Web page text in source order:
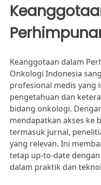
Keanggotaan dalam
Onkologi Indonesia
profesional medis yang
pengetahuan dan
bidang onkologi.
mendapatkan akses ke
termasuk jurnal,
yang relevan. Ini
tetap up-to-date
dalam praktik dan